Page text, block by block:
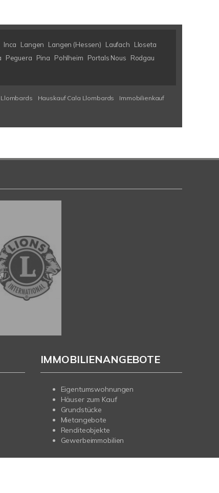
Inca Langen Langen (Hessen) Laufach
Lloseta
Peguera Pina Pohlheim Portals Nous
Rodgau
Hauskauf Cala Llombards
Immobilienkauf
IMMOBILIENANGEBOTE
Eigentumswohnungen
Häuser zum Kauf
Grundstücke
Mietangebote
Renditeobjekte
Gewerbeimmobilien